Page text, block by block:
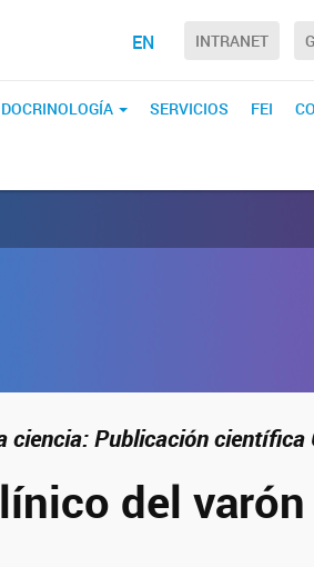
EN INTRANET
SERVICIOS FEI
ciencia: Publicación científica
del